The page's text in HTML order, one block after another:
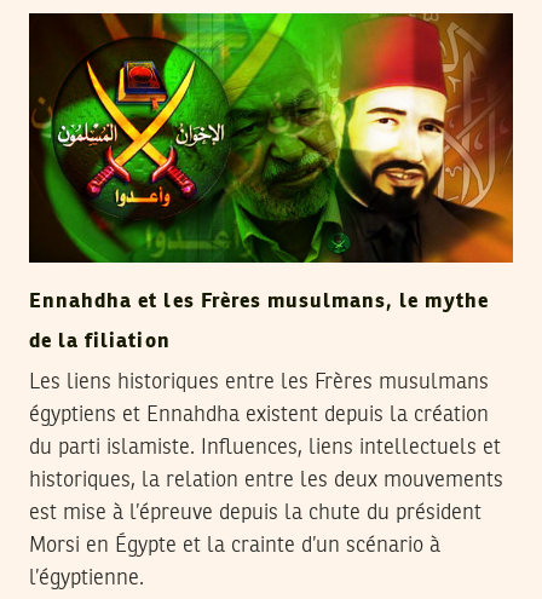
Ennahdha et les Frères musulmans, le mythe
de la filiation
Les liens historiques entre les Frères musulmans
égyptiens et Ennahdha existent depuis la création
du parti islamiste. Influences, liens intellectuels et
historiques, la relation entre les deux mouvements
est mise à l’épreuve depuis la chute du président
Morsi en Égypte et la crainte d’un scénario à
l’égyptienne.